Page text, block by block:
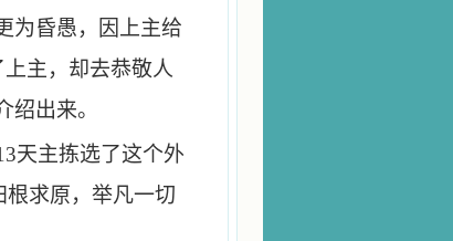
为昏愚，因上主给
主，却去恭敬人
绍出来。
天主拣选了这个外
根求原，举凡一切